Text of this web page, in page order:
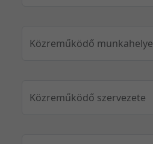
Közreműködő munkahelye
Közreműködő szervezete